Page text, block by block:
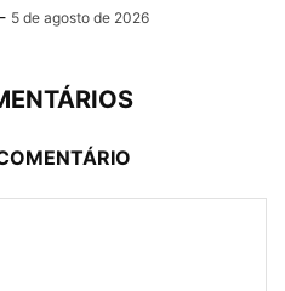
- 5 de agosto de 2026